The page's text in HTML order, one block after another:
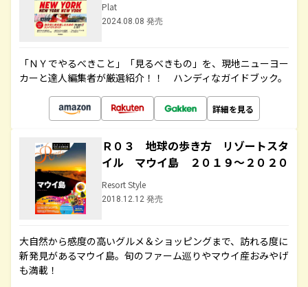
Plat
2024.08.08 発売
「ＮＹでやるべきこと」「見るべきもの」を、現地ニューヨー
カーと達人編集者が厳選紹介！！ ハンディなガイドブック。
詳細を見る
Ｒ０３ 地球の歩き方 リゾートスタ
イル マウイ島 ２０１９～２０２０
Resort Style
2018.12.12 発売
大自然から感度の高いグルメ＆ショッピングまで、訪れる度に
新発見があるマウイ島。旬のファーム巡りやマウイ産おみやげ
も満載！